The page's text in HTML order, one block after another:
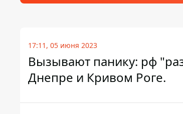
17:11, 05 июня 2023
Вызывают панику: рф
Днепре и Кривом Роге.